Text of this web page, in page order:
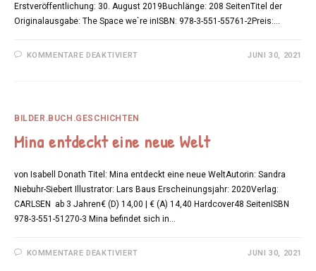
Erstveröffentlichung: 30. August 2019Buchlänge: 208 SeitenTitel der
Originalausgabe: The Space we`re inISBN: 978-3-551-55761-2Preis:…
KOMMENTARE DEAKTIVIERTFÜR
GANZE
JUNI 30, 2021
BILDER.BUCH.GESCHICHTEN
Mina entdeckt eine neue Welt
von Isabell Donath Titel: Mina entdeckt eine neue WeltAutorin: Sandra
Niebuhr-Siebert Illustrator: Lars Baus Erscheinungsjahr: 2020Verlag:
CARLSEN ab 3 Jahren€ (D) 14,00 | € (A) 14,40 Hardcover48 SeitenISBN
978-3-551-51270-3 Mina befindet sich in…
KOMMENTARE DEAKTIVIERTFÜR
JUNI 30, 2021